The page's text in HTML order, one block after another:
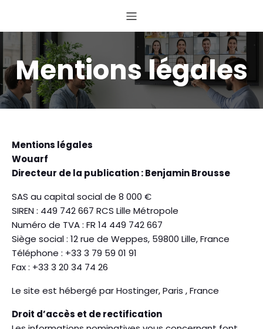
Mentions légales
Mentions légales
Wouarf
Directeur de la publication : Benjamin Brousse
SAS au capital social de 8 000 €
SIREN : 449 742 667 RCS Lille Métropole
Numéro de TVA : FR 14 449 742 667
Siège social : 12 rue de Weppes, 59800 Lille, France
Téléphone : +33 3 79 59 01 91
Fax : +33 3 20 34 74 26
Le site est hébergé par Hostinger, Paris , France
Droit d’accès et de rectification